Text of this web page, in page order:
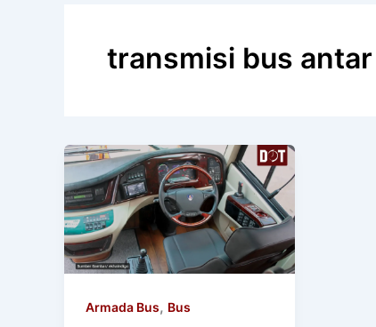
transmisi bus
Armada Bus, Bus